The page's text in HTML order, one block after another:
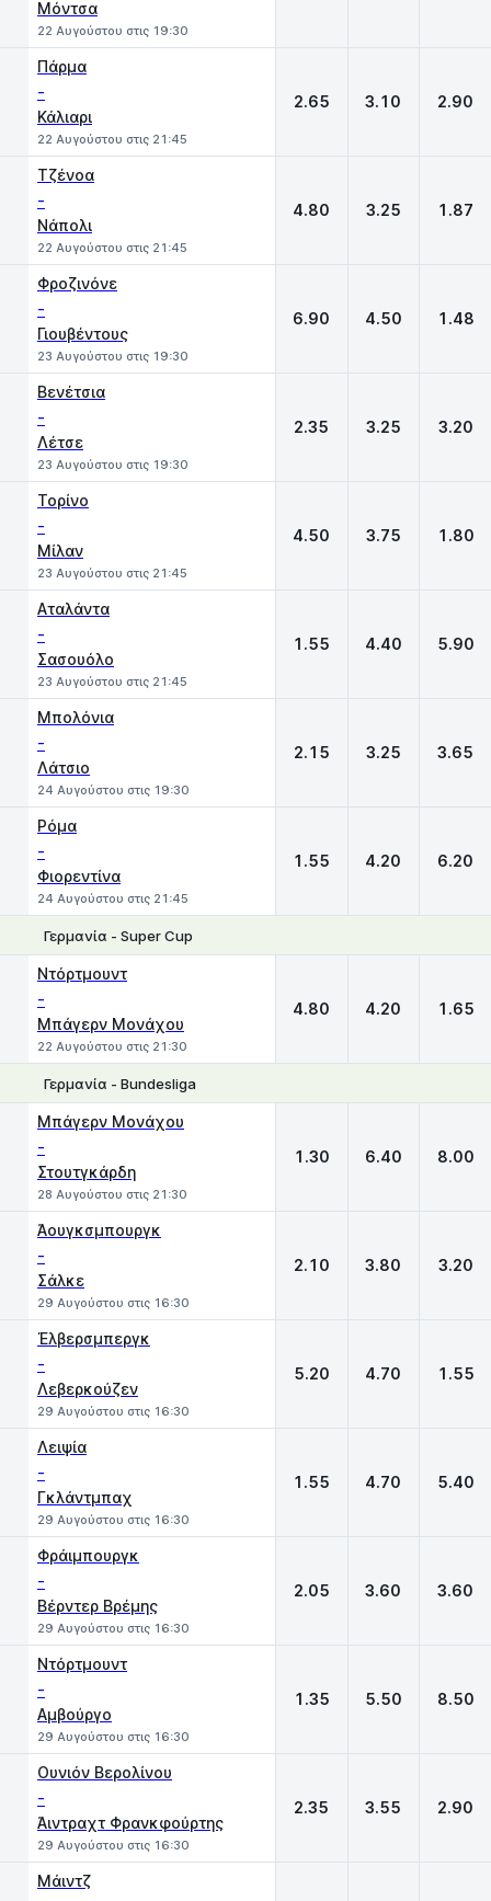
Μόντσα
22 Αυγούστου στις 19:30
Πάρμα
-
Κάλιαρι
22 Αυγούστου στις 21:45
2.65 3.10 2.90
Τζένοα
-
Νάπολι
22 Αυγούστου στις 21:45
4.80 3.25 1.87
Φροζινόνε
-
Γιουβέντους
23 Αυγούστου στις 19:30
6.90 4.50 1.48
Βενέτσια
-
Λέτσε
23 Αυγούστου στις 19:30
2.35 3.25 3.20
Τορίνο
-
Μίλαν
23 Αυγούστου στις 21:45
4.50 3.75 1.80
Αταλάντα
-
Σασουόλο
23 Αυγούστου στις 21:45
1.55 4.40 5.90
Μπολόνια
-
Λάτσιο
24 Αυγούστου στις 19:30
2.15 3.25 3.65
Ρόμα
-
Φιορεντίνα
24 Αυγούστου στις 21:45
1.55 4.20 6.20
Γερμανία - Super Cup
Ντόρτμουντ
-
Μπάγερν Μονάχου
22 Αυγούστου στις 21:30
4.80 4.20 1.65
Γερμανία - Bundesliga
Μπάγερν Μονάχου
-
Στουτγκάρδη
28 Αυγούστου στις 21:30
1.30 6.40 8.00
Άουγκσμπουργκ
-
Σάλκε
29 Αυγούστου στις 16:30
2.10 3.80 3.20
Έλβερσμπεργκ
-
Λεβερκούζεν
29 Αυγούστου στις 16:30
5.20 4.70 1.55
Λειψία
-
Γκλάντμπαχ
29 Αυγούστου στις 16:30
1.55 4.70 5.40
Φράιμπουργκ
-
Βέρντερ Βρέμης
29 Αυγούστου στις 16:30
2.05 3.60 3.60
Ντόρτμουντ
-
Αμβούργο
29 Αυγούστου στις 16:30
1.35 5.50 8.50
Ουνιόν Βερολίνου
-
Άιντραχτ Φρανκφούρτης
29 Αυγούστου στις 16:30
2.35 3.55 2.90
Μάιντζ